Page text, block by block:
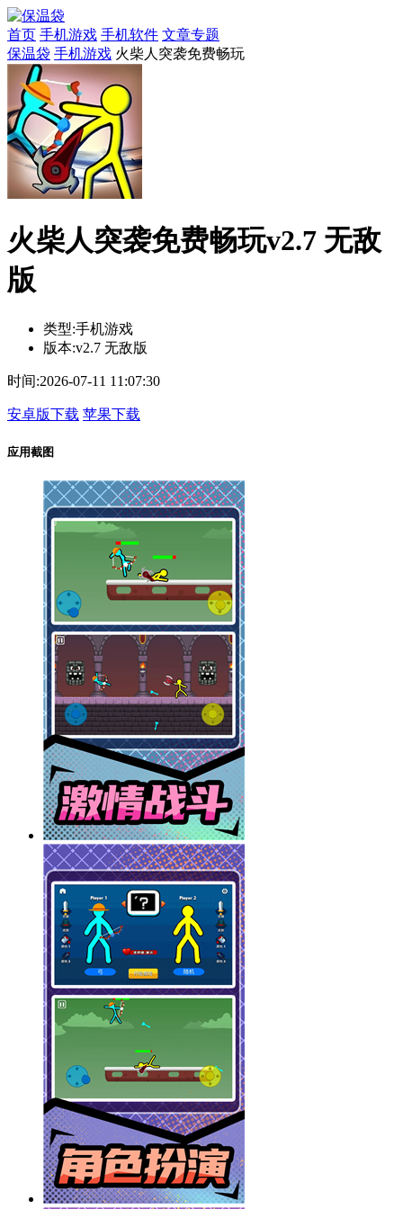
首页 手机游戏 手机软件 文章专题
保温袋 手机游戏 火柴人突袭免费畅玩
火柴人突袭免费畅玩v2.7 无敌
版
类型:手机游戏
版本:v2.7 无敌版
时间:2026-07-11 11:07:30
安卓版下载 苹果下载
应用截图